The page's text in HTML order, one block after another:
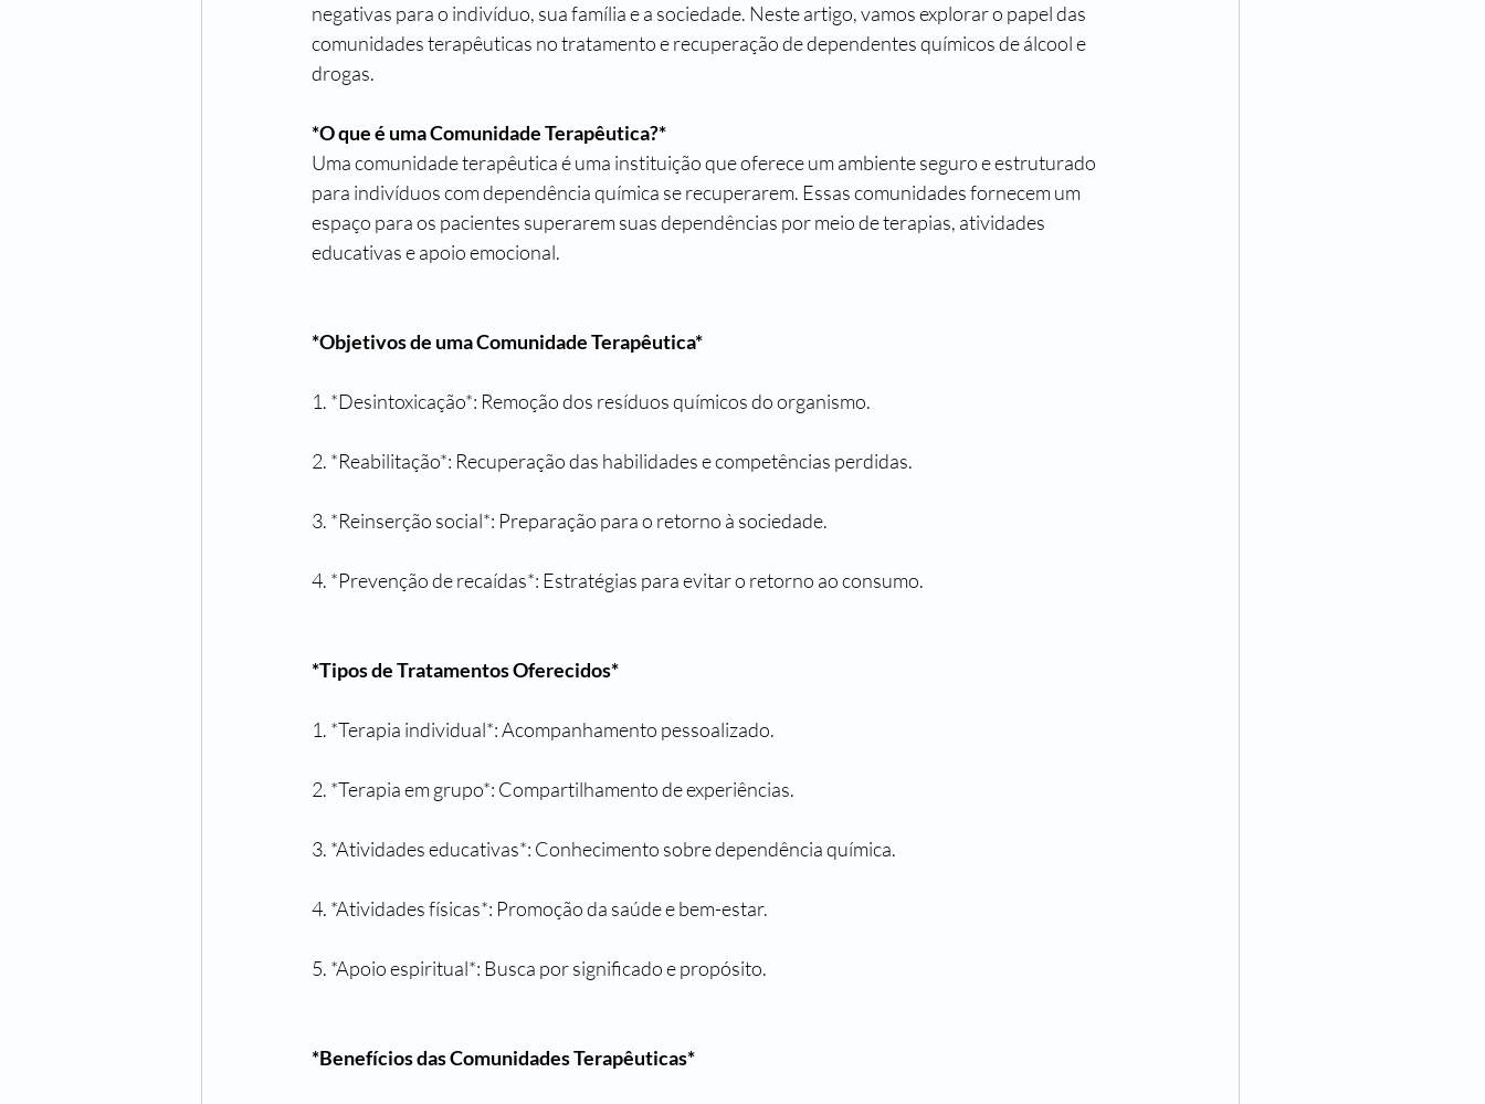
negativas para o indivíduo, sua família e a sociedade. Neste artigo, vamos explorar o papel das
comunidades terapêuticas no tratamento e recuperação de dependentes químicos de álcool e
drogas.
*O que é uma Comunidade Terapêutica?*
Uma comunidade terapêutica é uma instituição que oferece um ambiente seguro e estruturado
para indivíduos com dependência química se recuperarem. Essas comunidades fornecem um
espaço para os pacientes superarem suas dependências por meio de terapias, atividades
educativas e apoio emocional.
*Objetivos de uma Comunidade Terapêutica*
1. *Desintoxicação*: Remoção dos resíduos químicos do organismo.
2. *Reabilitação*: Recuperação das habilidades e competências perdidas.
3. *Reinserção social*: Preparação para o retorno à sociedade.
4. *Prevenção de recaídas*: Estratégias para evitar o retorno ao consumo.
*Tipos de Tratamentos Oferecidos*
1. *Terapia individual*: Acompanhamento pessoalizado.
2. *Terapia em grupo*: Compartilhamento de experiências.
3. *Atividades educativas*: Conhecimento sobre dependência química.
4. *Atividades físicas*: Promoção da saúde e bem-estar.
5. *Apoio espiritual*: Busca por significado e propósito.
*Benefícios das Comunidades Terapêuticas*